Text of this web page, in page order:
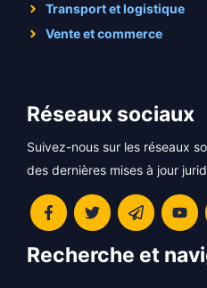
Transport et logistique
Vente et commerce
Réseaux sociaux
Suivez-nous sur les réseaux
des dernières mises à jour
Recherche et